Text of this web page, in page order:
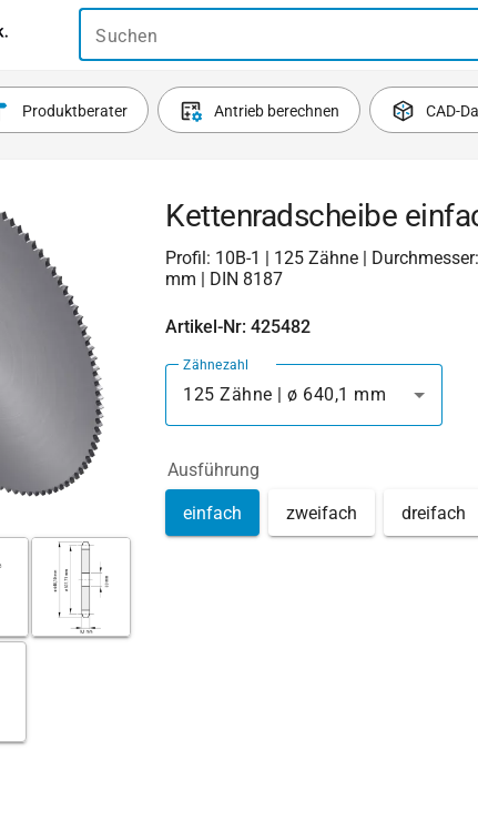
Suchen
Produktberater Antrieb berechnen CAD-
Kettenradscheibe
Profil: 10B-1 | 125 Zähne |
mm | DIN 8187
Artikel-Nr: 425482
Zähnezahl
125 Zähne | ø 640,1 mm
Ausführung
einfach zweifach dreifach